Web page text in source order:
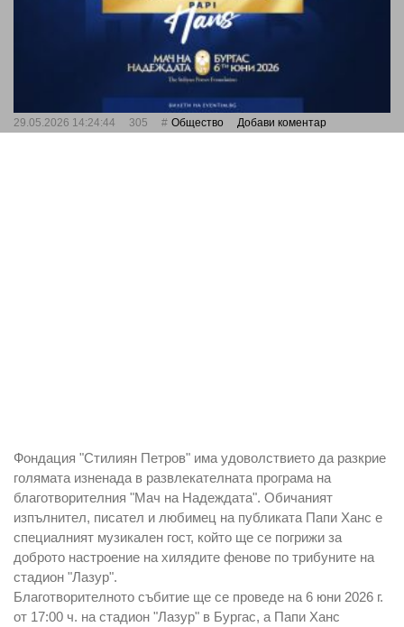
29.05.2026 14:24:44 305 Общество Добави коментар
Фондация "Стилиян Петров" има удоволствието да разкрие
голямата изненада в развлекателната програма на
благотворителния "Мач на Надеждата". Обичаният
изпълнител, писател и любимец на публиката Папи Ханс е
специалният музикален гост, който ще се погрижи за
доброто настроение на хилядите фенове по трибуните на
стадион "Лазур".
Благотворителното събитие ще се проведе на 6 юни 2026 г.
от 17:00 ч. на стадион "Лазур" в Бургас, а Папи Ханс